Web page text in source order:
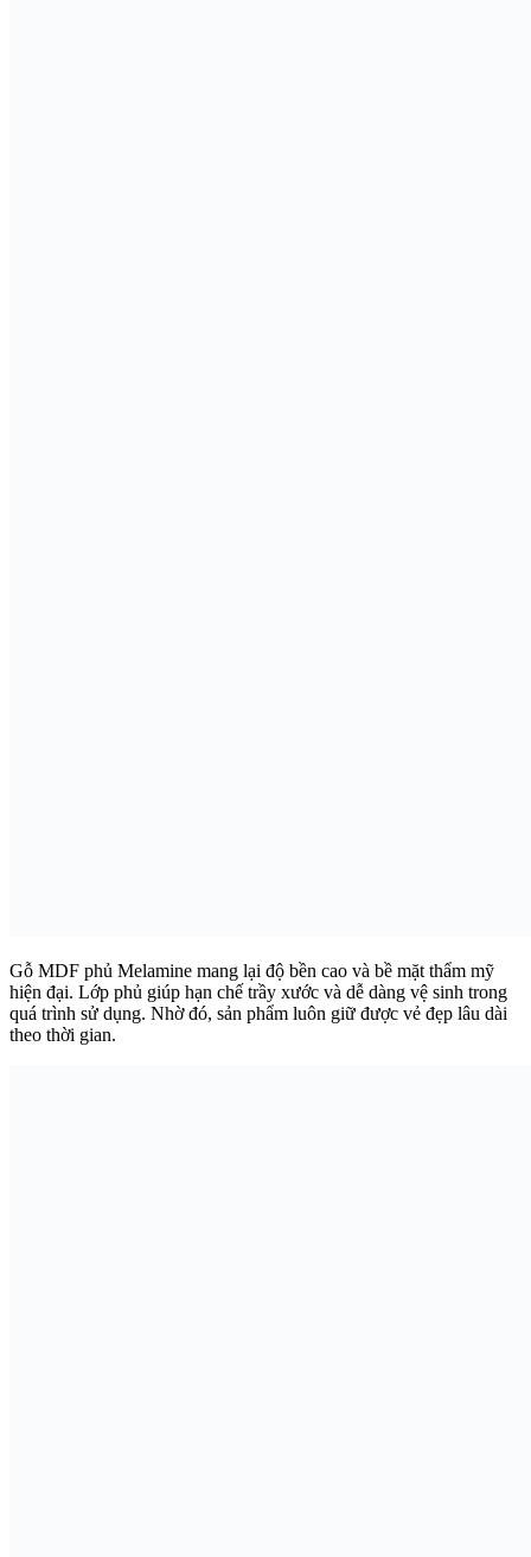
Gỗ MDF phủ Melamine mang lại độ bền cao và bề mặt thẩm mỹ
hiện đại. Lớp phủ giúp hạn chế trầy xước và dễ dàng vệ sinh trong
quá trình sử dụng. Nhờ đó, sản phẩm luôn giữ được vẻ đẹp lâu dài
theo thời gian.